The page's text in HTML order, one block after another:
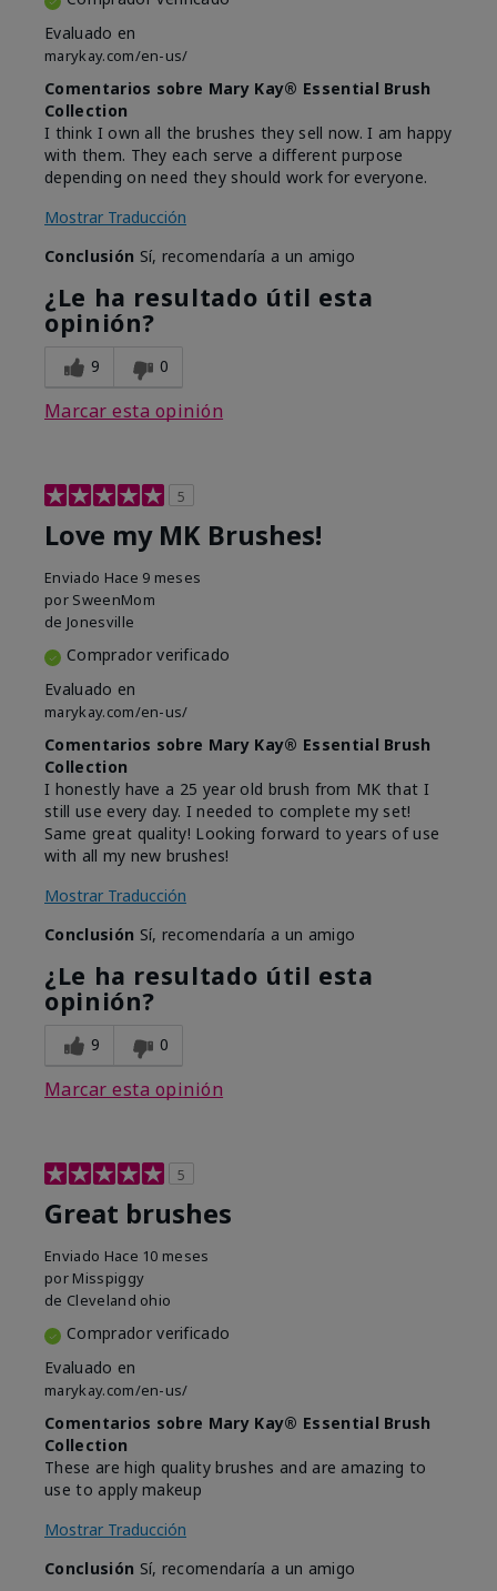
Evaluado en
marykay.com/en-us/
Comentarios sobre Mary Kay® Essential Brush
Collection
I think I own all the brushes they sell now. I am happy
with them. They each serve a different purpose
depending on need they should work for everyone.
Mostrar Traducción
Conclusión Sí, recomendaría a un amigo
¿Le ha resultado útil esta
opinión?
9 0
Marcar esta opinión
5
Love my MK Brushes!
Enviado Hace 9 meses
por SweenMom
de Jonesville
Comprador verificado
Evaluado en
marykay.com/en-us/
Comentarios sobre Mary Kay® Essential Brush
Collection
I honestly have a 25 year old brush from MK that I
still use every day. I needed to complete my set!
Same great quality! Looking forward to years of use
with all my new brushes!
Mostrar Traducción
Conclusión Sí, recomendaría a un amigo
¿Le ha resultado útil esta
opinión?
9 0
Marcar esta opinión
5
Great brushes
Enviado Hace 10 meses
por Misspiggy
de Cleveland ohio
Comprador verificado
Evaluado en
marykay.com/en-us/
Comentarios sobre Mary Kay® Essential Brush
Collection
These are high quality brushes and are amazing to
use to apply makeup
Mostrar Traducción
Conclusión Sí, recomendaría a un amigo